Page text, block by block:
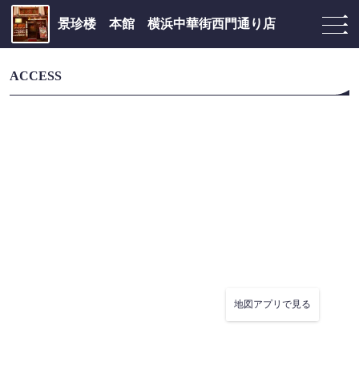
景珍楼 本館 横浜中華街西門通り店
ACCESS
地図アプリで見る